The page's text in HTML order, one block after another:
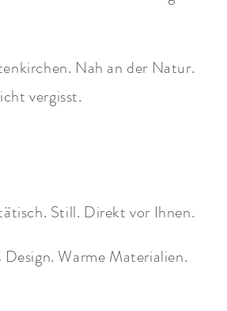
Nah an der Natur.
vergisst.
Still. Direkt vor Ihnen.
Warme Materialien.